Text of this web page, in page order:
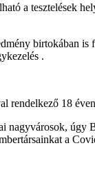
a tesztelések
birtokában is
.
rendelkező 18
úgy
a